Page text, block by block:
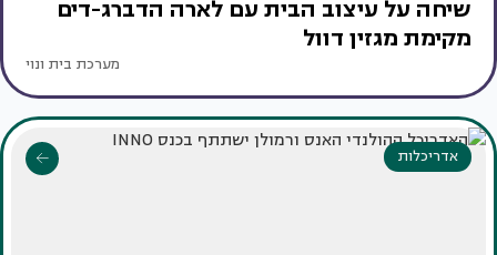
שיחה על עיצוב הבית עם לארה הדברג-דים
מקימת מגזין דוול
מערכת בית ונוי
אדריכלות